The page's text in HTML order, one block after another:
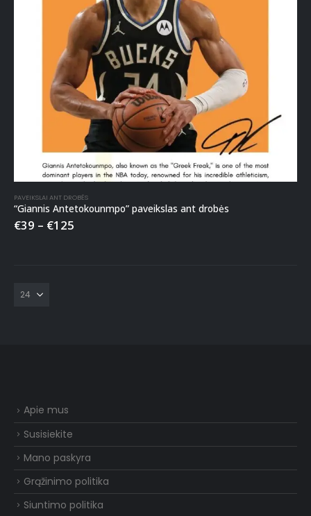
PAVEIKSLAI ANT DROBĖS
“Giannis Antetokounmpo” paveikslas ant drobės
€39 – €125
Apie mus
Susisiekite
Mano paskyra
Grąžinimo politika
Siuntimo politika